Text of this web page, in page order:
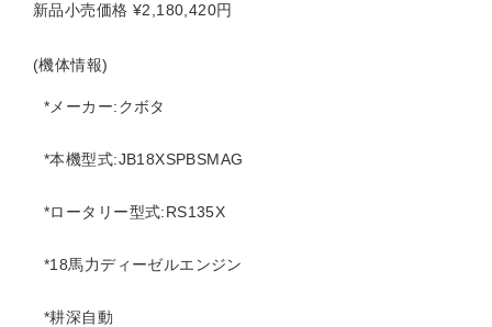
新品小売価格 ¥2,180,420円
(機体情報)
*メーカー:クボタ
*本機型式:JB18XSPBSMAG
*ロータリー型式:RS135X
*18馬力ディーゼルエンジン
*耕深自動